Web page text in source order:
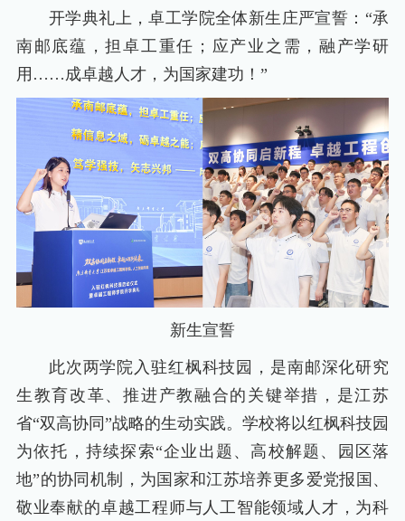
开学典礼上，卓工学院全体新生庄严宣誓：“承
南邮底蕴，担卓工重任；应产业之需，融产学研
用……成卓越人才，为国家建功！”
新生宣誓
此次两学院入驻红枫科技园，是南邮深化研究
生教育改革、推进产教融合的关键举措，是江苏
省“双高协同”战略的生动实践。学校将以红枫科技园
为依托，持续探索“企业出题、高校解题、园区落
地”的协同机制，为国家和江苏培养更多爱党报国、
敬业奉献的卓越工程师与人工智能领域人才，为科